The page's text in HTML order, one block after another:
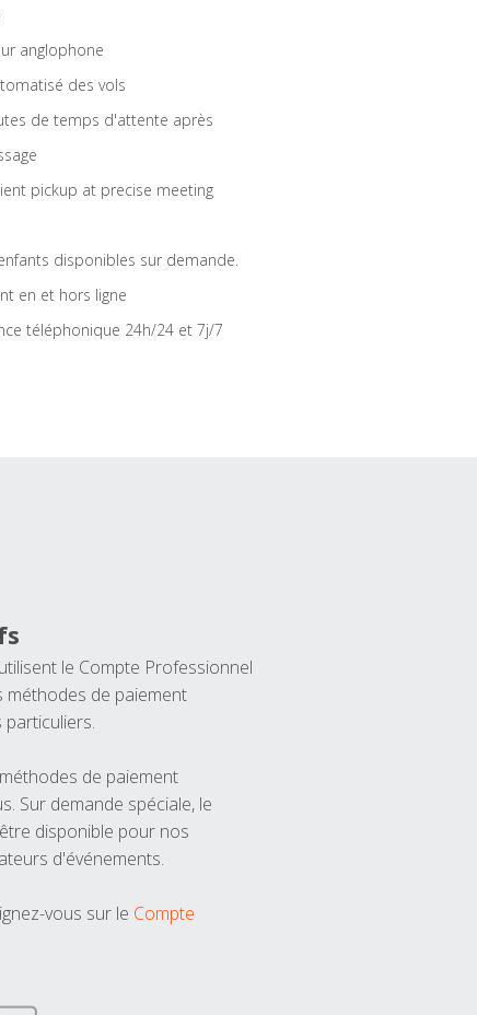
anglophone
des vols
de temps d'attente après
pickup at precise meeting
disponibles sur demande.
en et hors ligne
téléphonique 24h/24 et 7j/7
le Compte Professionnel
méthodes de paiement
de paiement
Sur demande spéciale, le
disponible pour nos
d'événements.
vous sur le Compte